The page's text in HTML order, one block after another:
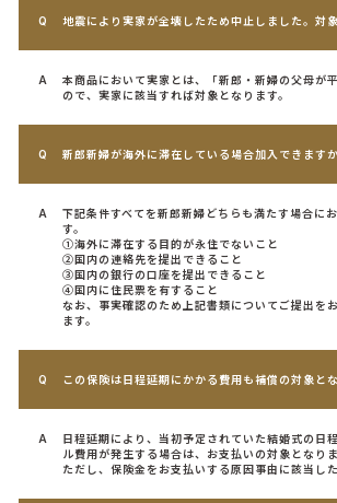
地震により実家が全壊したため中止しました。対
本商品において実家とは、「新郎・新婦の父母が
ので、実家に該当すれば対象となります。
新郎新婦が海外に滞在している場合加入できます
下記条件すべてを新郎新婦どちらも満たす場合に
す。
①海外に滞在する目的が永住でないこと
②国内の連絡先を提出できること
③国内の銀行の口座を提出できること
④国内に住民票を有すること
なお、事実確認のため上記書類についてご提出を
ます。
この保険は日程延期にかかる費用も補償の対象と
日程延期により、当初予定されていた結婚式の日
ル費用が発生する場合は、お支払いの対象となりま
ただし、保険金をお支払いする原因事由に該当し